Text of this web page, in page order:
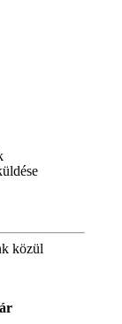
közül